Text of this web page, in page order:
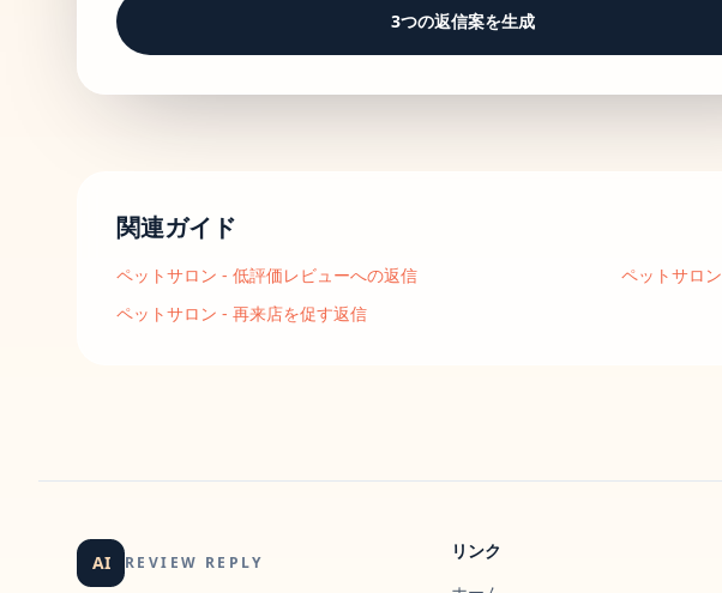
3つの返信案を生成
関連ガイド
ペットサロン - 低評価レビューへの返信 ペットサロン
ペットサロン - 再来店を促す返信
AI REVIEW REPLY
リンク